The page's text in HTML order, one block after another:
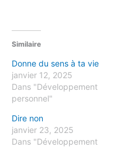
Similaire
Donne du sens à ta vie
janvier 12, 2025
Dans "Développement
personnel"
Dire non
janvier 23, 2025
Dans "Développement